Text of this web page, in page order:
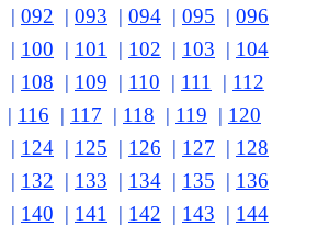
| 092 | 093 | 094 | 095 | 096
| 100 | 101 | 102 | 103 | 104
| 108 | 109 | 110 | 111 | 112
| 116 | 117 | 118 | 119 | 120
| 124 | 125 | 126 | 127 | 128
| 132 | 133 | 134 | 135 | 136
| 140 | 141 | 142 | 143 | 144